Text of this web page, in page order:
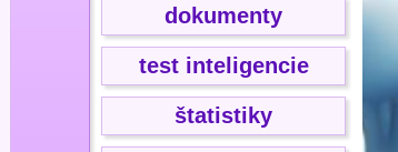
dokumenty
test inteligencie
štatistiky